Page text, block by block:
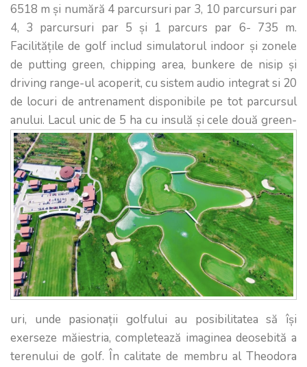
6518 m și numără 4 parcursuri par 3, 10 parcursuri par
4, 3 parcursuri par 5 și 1 parcurs par 6- 735 m.
Facilitățile de golf includ simulatorul indoor și zonele
de putting green, chipping area, bunkere de nisip și
driving range-ul acoperit, cu sistem audio integrat si 20
de locuri de antrenament disponibile pe tot parcursul
anului. Lacul unic de 5 ha cu insulă și cele două green-
uri, unde pasionații golfului au posibilitatea să își
exerseze măiestria, completează imaginea deosebită a
terenului de golf. În calitate de membru al Theodora